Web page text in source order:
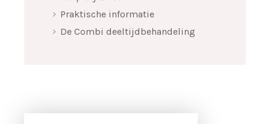
Praktische informatie
De Combi deeltijdbehandeling